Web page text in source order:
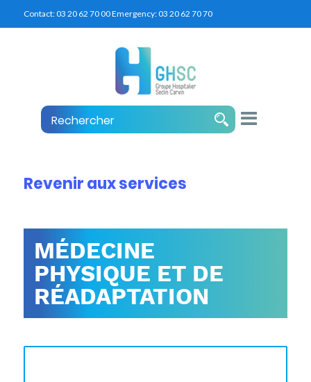
Contact:03 20 62 70 00Emergency:03 20 62 70 70
Revenir aux services
MÉDECINE
PHYSIQUE ET DE
RÉADAPTATION